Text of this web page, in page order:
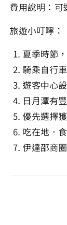
費用說明：
旅遊小叮嚀：
夏季時節
騎乘自行
遊客中心
日月潭有
優先選擇
吃在地．
伊達邵商